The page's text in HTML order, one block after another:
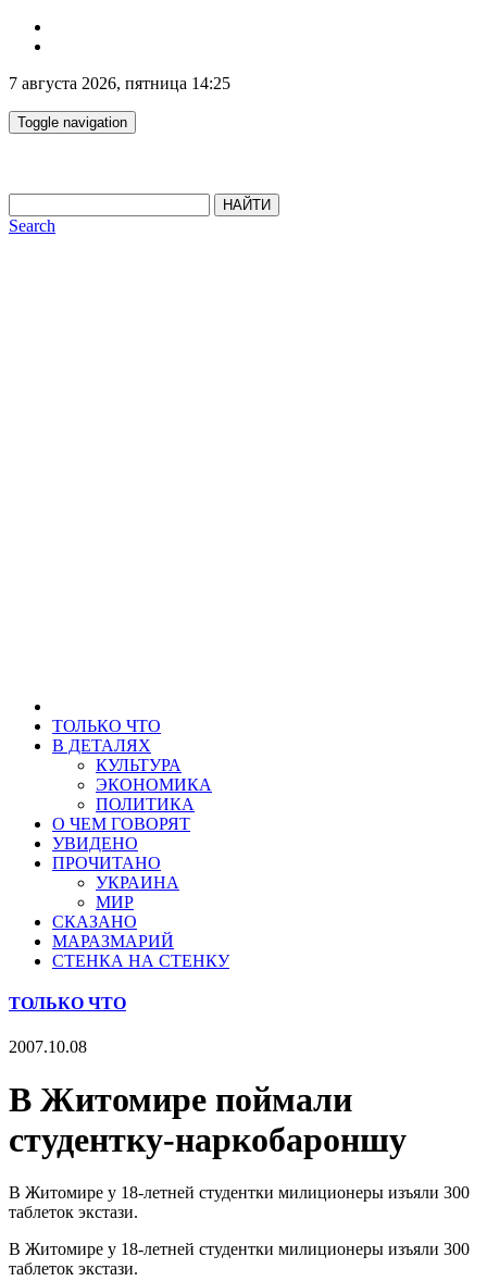
7 августа 2026, пятница 14:25
Toggle navigation
НАЙТИ
Search
ТОЛЬКО ЧТО
В ДЕТАЛЯХ
КУЛЬТУРА
ЭКОНОМИКА
ПОЛИТИКА
О ЧЕМ ГОВОРЯТ
УВИДЕНО
ПРОЧИТАНО
УКРАИНА
МИР
СКАЗАНО
МАРАЗМАРИЙ
СТЕНКА НА СТЕНКУ
ТОЛЬКО ЧТО
2007.10.08
В Житомире поймали
студентку-наркобароншу
В Житомире у 18-летней студентки милиционеры изъяли 300
таблеток экстази.
В Житомире у 18-летней студентки милиционеры изъяли 300
таблеток экстази.